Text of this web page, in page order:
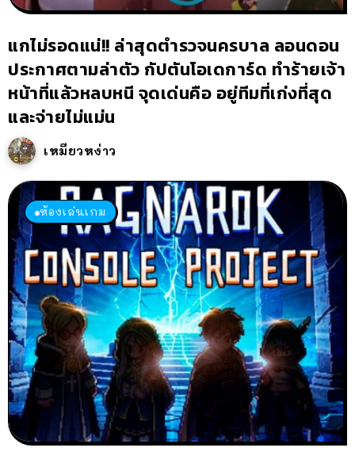
แกไม่รอดแน่!! ล่าสุดตำรวจนครบาล ลอนดอน
ประกาศตามล่าตัว กัปตันโอเดการ์ด ทำร้ายเจ้า
หน้าที่แล้วหลบหนี จุดเด่นคือ อยู่ทีมที่เก่งที่สุด
และจ่ายไม่แม่น
เหมียวหง่าว
ห้องเล่นเกม